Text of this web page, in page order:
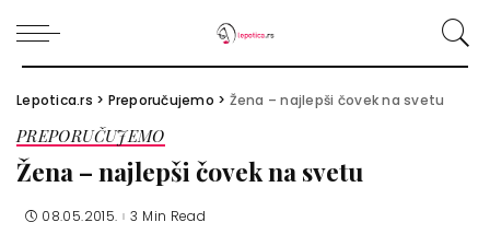
Lepotica.rs > Preporučujemo > Žena – najlepši čovek na svetu
PREPORUČUJEMO
Žena – najlepši čovek na svetu
08.05.2015. 3 Min Read